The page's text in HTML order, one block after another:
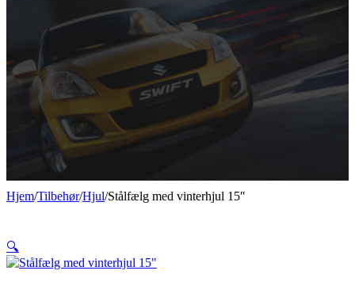
Hjem/Tilbehør/Hjul/Stålfælg med vinterhjul 15″
🔍